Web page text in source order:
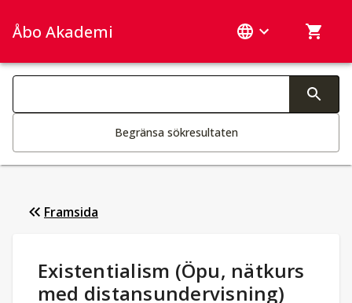
Åbo Akademi
Sök­kategorier
Begränsa sökresultaten
Framsida
Studieuppgifter:
Existentialism (Öpu, nätkurs
med distansundervisning)